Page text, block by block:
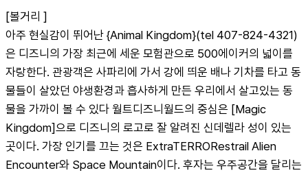
[볼거리 ]
아주 현실감이 뛰어난 {Animal Kingdom}(tel 407-824-4321)
은 디즈니의 가장 최근에 세운 모험관으로 500에이커의 넓이를
자랑한다. 관광객은 사파리에 가서 강에 띄운 배나 기차를 타고 동
물들이 살았던 야생환경과 흡사하게 만든 우리에서 살고있는 동
물을 가까이 볼 수 있다 월트디즈니월드의 중심은 [Magic
Kingdom]으로 디즈니의 로고로 잘 알려진 신데렐라 성이 있는
곳이다. 가장 인기를 끄는 것은 ExtraTERRORestrail Alien
Encounter와 Space Mountain이다. 후자는 우주공간을 달리는